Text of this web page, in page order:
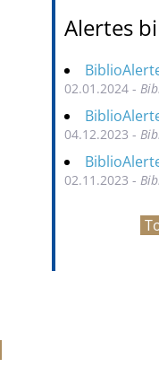
Alertes
02.01.2024 -
04.12.2023 -
02.11.2023 -